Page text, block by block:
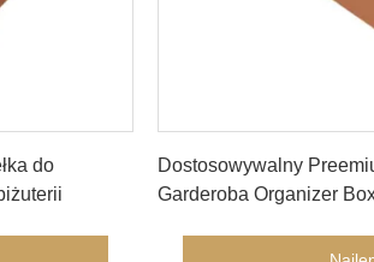
do
Dostosowywalny
Garderoba Organizer